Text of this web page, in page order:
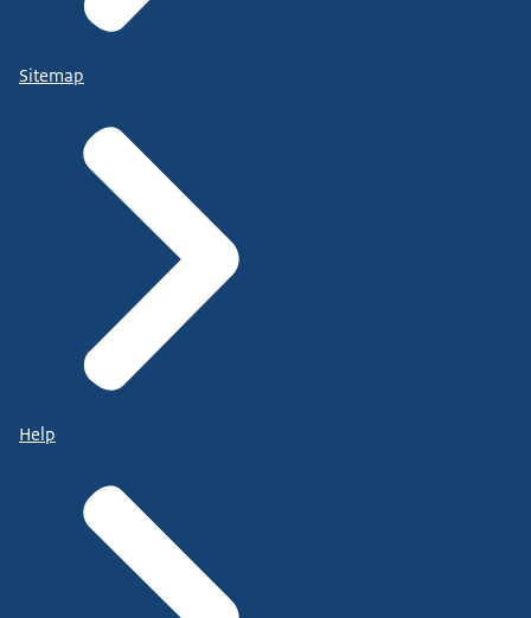
Sitemap
Help